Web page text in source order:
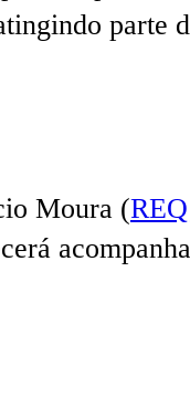
parte
Moura (